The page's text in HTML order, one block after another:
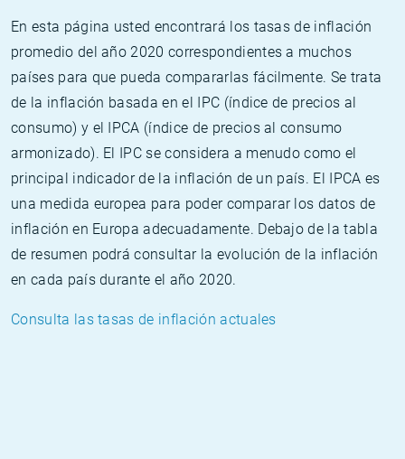
En esta página usted encontrará los tasas de inflación
promedio del año 2020 correspondientes a muchos
países para que pueda compararlas fácilmente. Se trata
de la inflación basada en el IPC (índice de precios al
consumo) y el IPCA (índice de precios al consumo
armonizado). El IPC se considera a menudo como el
principal indicador de la inflación de un país. El IPCA es
una medida europea para poder comparar los datos de
inflación en Europa adecuadamente. Debajo de la tabla
de resumen podrá consultar la evolución de la inflación
en cada país durante el año 2020.
Consulta las tasas de inflación actuales